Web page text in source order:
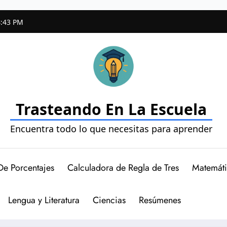
PM
Trasteando En La Escuela
Encuentra todo lo que necesitas para aprender
Porcentajes Calculadora de Regla de Tres
Lengua y Literatura Ciencias Resúmenes